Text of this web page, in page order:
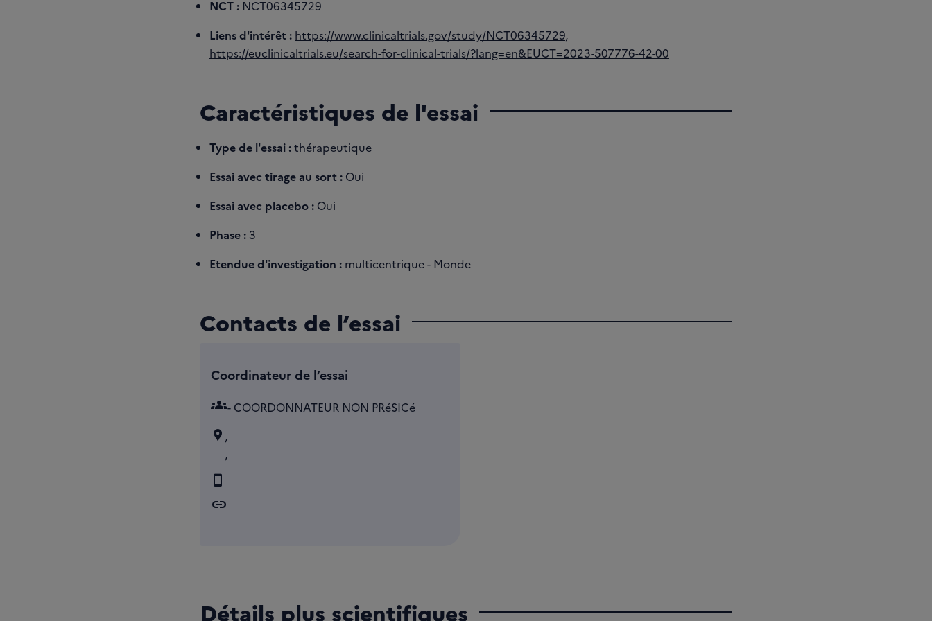
NCT : NCT06345729
Liens d'intérêt : https://www.clinicaltrials.gov/study/NCT06345729,
https://euclinicaltrials.eu/search-for-clinical-trials/?lang=en&EUCT=2023-507776-42-00
Caractéristiques de l'essai
Type de l'essai :thérapeutique
Essai avec tirage au sort : Oui
Essai avec placebo : Oui
Phase : 3
Etendue d'investigation : multicentrique - Monde
Contacts de l’essai
Coordinateur de l’essai
groups- COORDONNATEUR NON PRéSICé
,
,
link
Détails plus scientifiques